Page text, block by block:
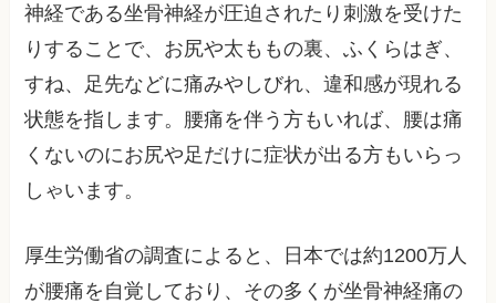
神経である坐骨神経が圧迫されたり刺激を受けた
りすることで、お尻や太ももの裏、ふくらはぎ、
すね、足先などに痛みやしびれ、違和感が現れる
状態を指します。腰痛を伴う方もいれば、腰は痛
くないのにお尻や足だけに症状が出る方もいらっ
しゃいます。
厚生労働省の調査によると、日本では約1200万人
が腰痛を自覚しており、その多くが坐骨神経痛の